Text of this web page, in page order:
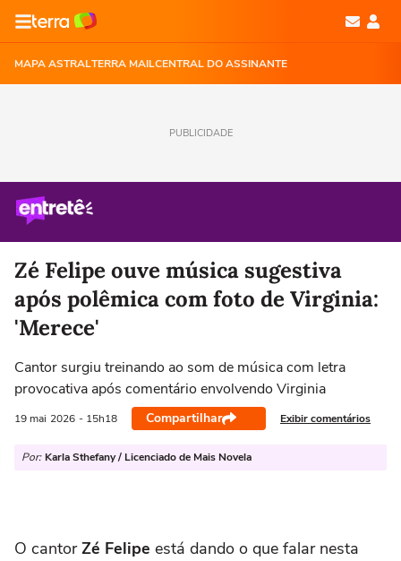
MAPA ASTRALTERRA MAILCENTRAL DO ASSINANTE
PUBLICIDADE
Zé Felipe ouve música sugestiva
após polêmica com foto de Virginia:
'Merece'
Cantor surgiu treinando ao som de música com letra
provocativa após comentário envolvendo Virginia
19 mai 2026 - 15h18 Compartilhar Exibir comentários
Por: Karla Sthefany / Licenciado de Mais Novela
O cantorZé Felipe está dando o que falar nesta